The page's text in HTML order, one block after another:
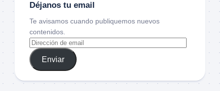
Déjanos tu email
Te avisamos cuando publiquemos nuevos
contenidos.
Enviar